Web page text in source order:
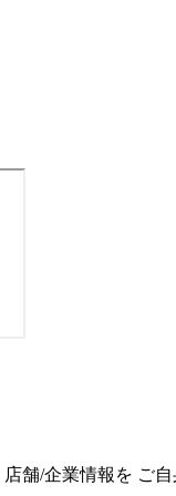
店舗/企業情報を ご